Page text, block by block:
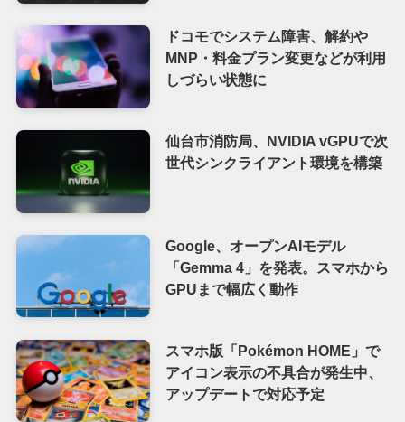
ドコモでシステム障害、解約や
MNP・料金プラン変更などが利用
しづらい状態に
仙台市消防局、NVIDIA vGPUで次
世代シンクライアント環境を構築
Google、オープンAIモデル
「Gemma 4」を発表。スマホから
GPUまで幅広く動作
スマホ版「Pokémon HOME」で
アイコン表示の不具合が発生中、
アップデートで対応予定